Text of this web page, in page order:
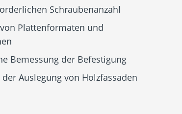
Schraubenanzahl
Plattenformaten und
Bemessung der Befestigung
Auslegung von Holzfassaden